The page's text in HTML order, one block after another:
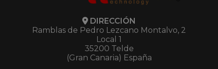
DIRECCIÓN
Ramblas de Pedro Lezcano Montalvo, 2
Local 1
35200 Telde
(Gran Canaria) España